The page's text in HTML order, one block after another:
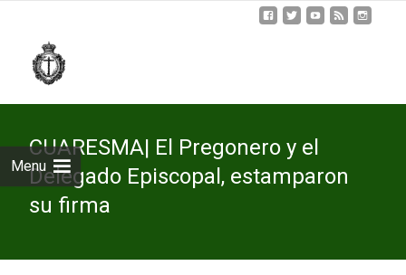
Menu
CUARESMA| El Pregonero y el
Delegado Episcopal, estamparon
su firma